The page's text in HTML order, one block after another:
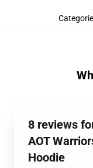
8 reviews
AOT
Hoodie